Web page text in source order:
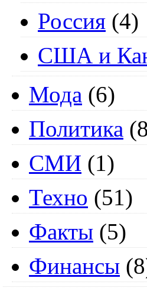
Россия (4)
США и
Мода (6)
Политика
СМИ (1)
Техно (51)
Факты (5)
Финансы